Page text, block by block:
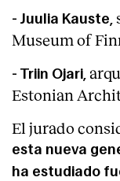
- Juulia Kauste,
Museum of
- Triin Ojari,
Estonian
El jurado
esta nueva
ha estudiado